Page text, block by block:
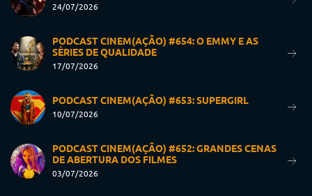
24/07/2026
PODCAST CINEM(AÇÃO) #654: O EMMY E AS
SÉRIES DE QUALIDADE
17/07/2026
PODCAST CINEM(AÇÃO) #653: SUPERGIRL
10/07/2026
PODCAST CINEM(AÇÃO) #652: GRANDES CENAS
DE ABERTURA DOS FILMES
03/07/2026